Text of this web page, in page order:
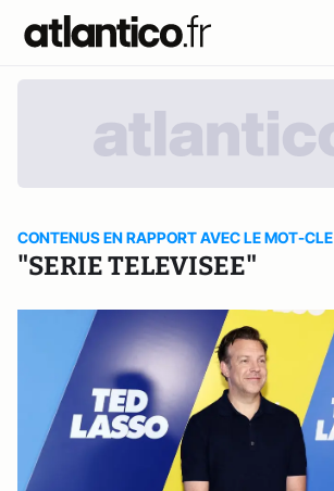
CONTENUS EN RAPPORT AVEC LE MOT-CLE
"SERIE TELEVISEE"